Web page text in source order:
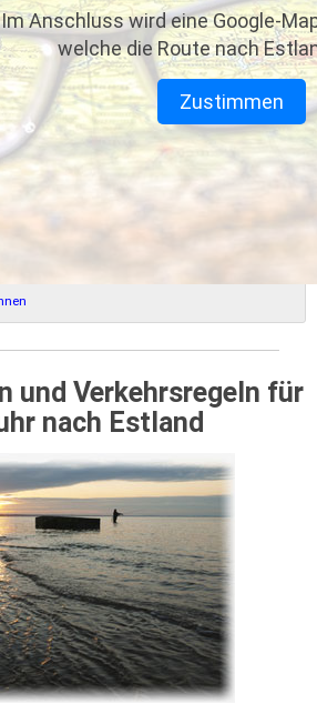
Im Anschluss wird eine Google-
welche die Route nach
Zustimmen
und Verkehrsregeln für
nach Estland